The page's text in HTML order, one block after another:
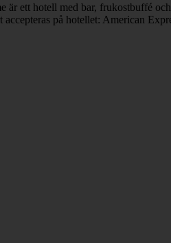
ett hotell med bar, frukostbuffé
på hotellet: American